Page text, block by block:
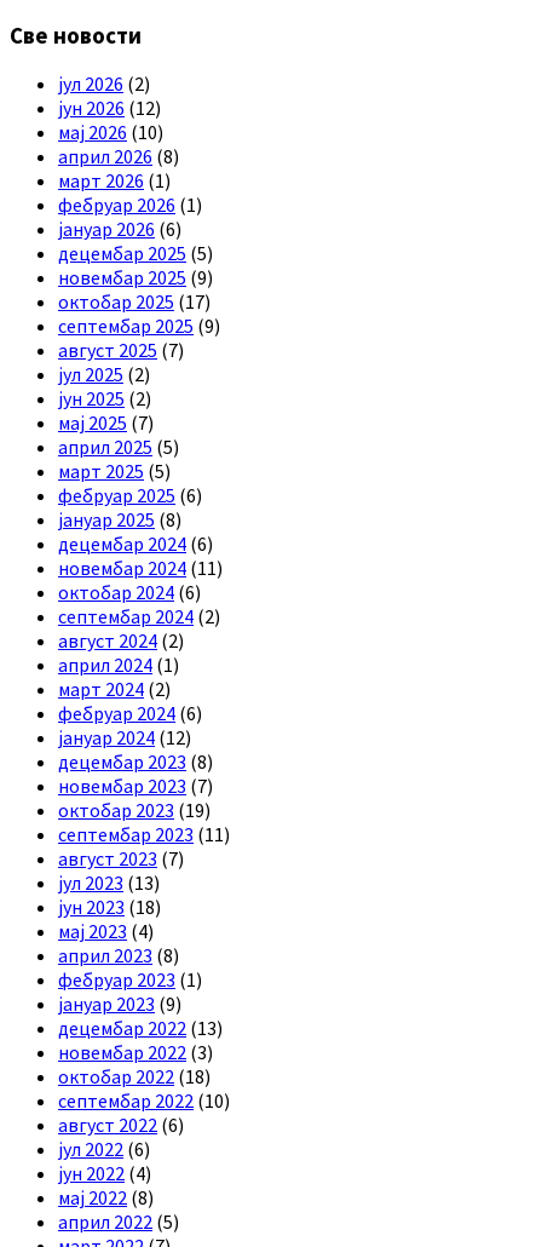
Све новости
јул 2026 (2)
јун 2026 (12)
мај 2026 (10)
април 2026 (8)
март 2026 (1)
фебруар 2026 (1)
јануар 2026 (6)
децембар 2025 (5)
новембар 2025 (9)
октобар 2025 (17)
септембар 2025 (9)
август 2025 (7)
јул 2025 (2)
јун 2025 (2)
мај 2025 (7)
април 2025 (5)
март 2025 (5)
фебруар 2025 (6)
јануар 2025 (8)
децембар 2024 (6)
новембар 2024 (11)
октобар 2024 (6)
септембар 2024 (2)
август 2024 (2)
април 2024 (1)
март 2024 (2)
фебруар 2024 (6)
јануар 2024 (12)
децембар 2023 (8)
новембар 2023 (7)
октобар 2023 (19)
септембар 2023 (11)
август 2023 (7)
јул 2023 (13)
јун 2023 (18)
мај 2023 (4)
април 2023 (8)
фебруар 2023 (1)
јануар 2023 (9)
децембар 2022 (13)
новембар 2022 (3)
октобар 2022 (18)
септембар 2022 (10)
август 2022 (6)
јул 2022 (6)
јун 2022 (4)
мај 2022 (8)
април 2022 (5)